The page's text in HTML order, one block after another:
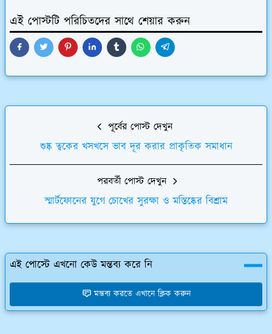
এই পোস্টটি পরিচিতদের সাথে শেয়ার করুন
পূর্বের পোস্ট দেখুন
শুষ্ক ত্বকের খসখসে ভাব দূর করার প্রাকৃতিক সমাধান
পরবর্তী পোস্ট দেখুন
স্মার্টফোনের যুগে চোখের সুরক্ষা ও মস্তিষ্কের বিশ্রাম
এই পোস্টে এখনো কেউ মন্তব্য করে নি
মন্তব্য করতে এখানে ক্লিক করুন